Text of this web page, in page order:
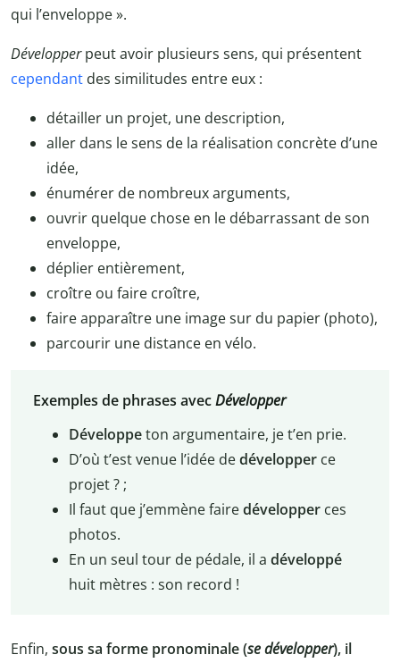
qui l’enveloppe ».
Développerpeut avoir plusieurs sens, qui présentent
cependant des similitudes entre eux :
détailler un projet, une description,
aller dans le sens de la réalisation concrète d’une
idée,
énumérer de nombreux arguments,
ouvrir quelque chose en le débarrassant de son
enveloppe,
déplier entièrement,
croître ou faire croître,
faire apparaître une image sur du papier (photo),
parcourir une distance en vélo.
Exemples de phrases avecDévelopper
Développeton argumentaire, je t’en prie.
D’où t’est venue l’idée dedévelopperce
projet ? ;
Il faut que j’emmène fairedévelopperces
photos.
En un seul tour de pédale, il a développé
huit mètres : son record !
Enfin, sous sa forme pronominale (se développer), il